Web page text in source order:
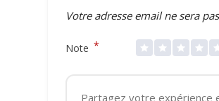
Votre adresse email ne sera
Note *